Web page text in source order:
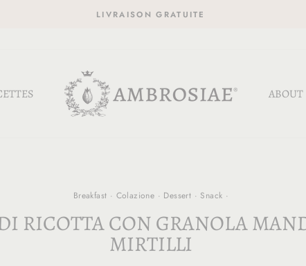
LIVRAISON GRATUITE
ABOUT
Breakfast · Colazione · Dessert · Snack ·
RICOTTA CON GRANOLA
MIRTILLI